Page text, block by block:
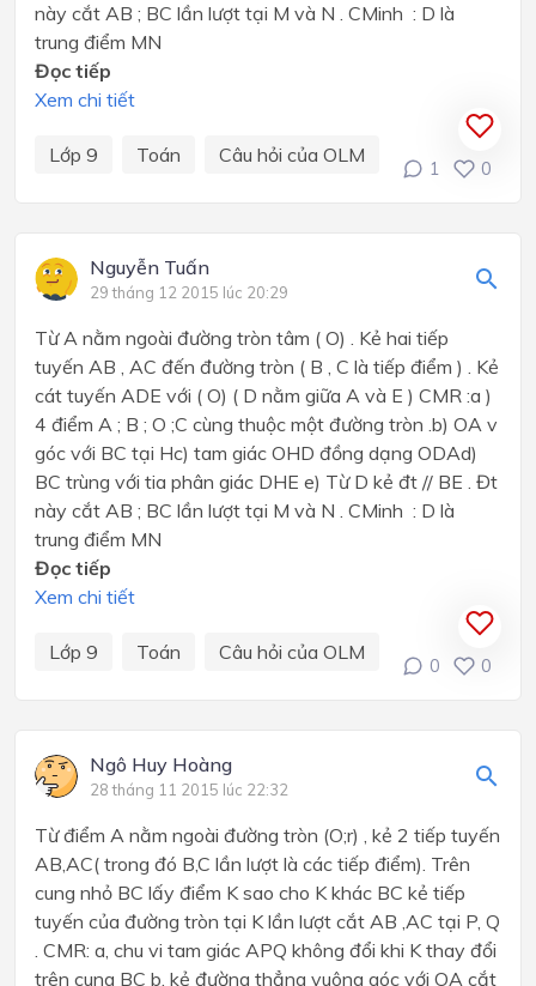
này cắt AB ; BC lần lượt tại M và N . CMinh : D là
trung điểm MN
Đọc tiếp
Xem chi tiết
Lớp 9 Toán Câu hỏi của OLM
1 0
Nguyễn Tuấn
29 tháng 12 2015 lúc 20:29
Từ A nằm ngoài đường tròn tâm ( O) . Kẻ hai tiếp
tuyến AB , AC đến đường tròn ( B , C là tiếp điểm ) . Kẻ
cát tuyến ADE với ( O) ( D nằm giữa A và E ) CMR :a )
4 điểm A ; B ; O ;C cùng thuộc một đường tròn .b) OA v
góc với BC tại Hc) tam giác OHD đồng dạng ODAd)
BC trùng với tia phân giác DHE e) Từ D kẻ đt // BE . Đt
này cắt AB ; BC lần lượt tại M và N . CMinh : D là
trung điểm MN
Đọc tiếp
Xem chi tiết
Lớp 9 Toán Câu hỏi của OLM
0 0
Ngô Huy Hoàng
28 tháng 11 2015 lúc 22:32
Từ điểm A nằm ngoài đường tròn (O;r) , kẻ 2 tiếp tuyến
AB,AC( trong đó B,C lần lượt là các tiếp điểm). Trên
cung nhỏ BC lấy điểm K sao cho K khác BC kẻ tiếp
tuyến của đường tròn tại K lần lượt cắt AB ,AC tại P, Q
. CMR: a, chu vi tam giác APQ không đổi khi K thay đổi
trên cung BC b, kẻ đường thẳng vuông góc với OA cắt